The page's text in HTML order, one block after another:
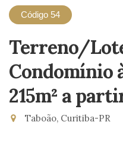
Código 54
Terreno/
Condomínio
215m² a
Taboão, Curitiba-PR